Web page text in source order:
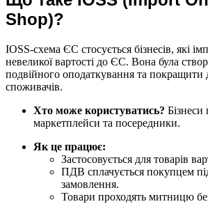
Shop)?
IOSS-схема ЄС стосується бізнесів, які
невеликої вартості до ЄС. Вона була
подвійного оподаткування та покращити
споживачів.
Хто може користуватись?
маркетплейси та посередники.
Як це працює:
Застосовується для товарів
ПДВ сплачується покупцем
замовлення.
Товари проходять митницю